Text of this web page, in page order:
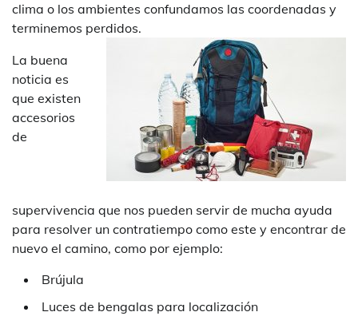
clima o los ambientes confundamos las coordenadas y
terminemos perdidos.
La buena
noticia es
que existen
accesorios
de
supervivencia que nos pueden servir de mucha ayuda
para resolver un contratiempo como este y encontrar de
nuevo el camino, como por ejemplo:
Brújula
Luces de bengalas para localización